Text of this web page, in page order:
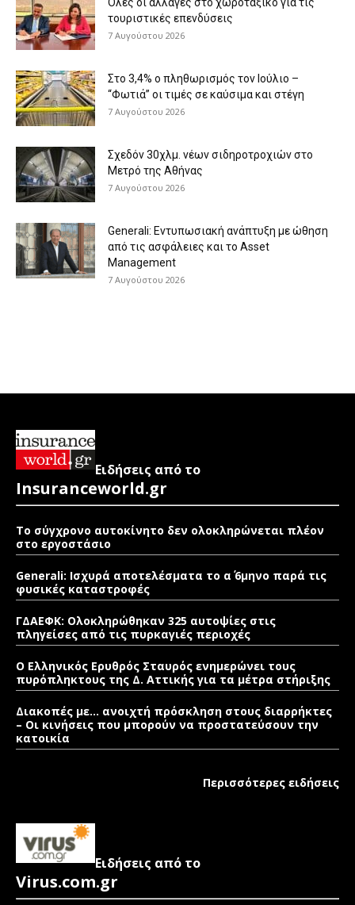
τουριστικές επενδύσεις
7 Αυγούστου 2026
Στο 3,4% ο πληθωρισμός τον Ιούλιο –
“Φωτιά” οι τιμές σε καύσιμα και στέγη
7 Αυγούστου 2026
Σχεδόν 30χλμ. νέων σιδηροτροχιών στο
Μετρό της Αθήνας
7 Αυγούστου 2026
Generali: Eντυπωσιακή ανάπτυξη με ώθηση
από τις ασφάλειες και το Asset
Management
7 Αυγούστου 2026
Ειδήσεις από το
Insuranceworld.gr
Το σύγχρονο αυτοκίνητο δεν ολοκληρώνεται πλέον
στο εργοστάσιο
Generali: Ισχυρά αποτελέσματα το α΄ 6μηνο παρά τις
φυσικές καταστροφές
ΓΔΑΕΦΚ: Ολοκληρώθηκαν 325 αυτοψίες στις
πληγείσες από τις πυρκαγιές περιοχές
Ο Ελληνικός Ερυθρός Σταυρός ενημερώνει τους
πυρόπληκτους της Δ. Αττικής για τα μέτρα στήριξης
Διακοπές με… ανοιχτή πρόσκληση στους διαρρήκτες
– Οι κινήσεις που μπορούν να προστατεύσουν την
κατοικία
Περισσότερες ειδήσεις
Ειδήσεις από το
Virus.com.gr